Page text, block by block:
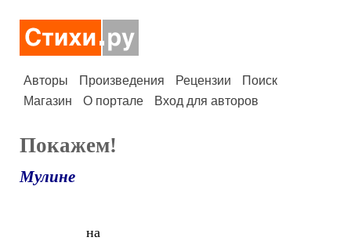
Авторы Произведения Рецензии
Поиск
Магазин
О портале Вход для авторов
Покажем!
Мулине
на